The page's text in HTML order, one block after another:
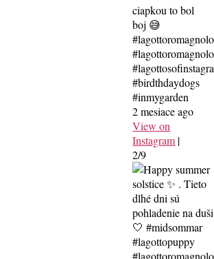
ciapkou to bol
boj 😅
#birdthdaydogs
#inmygarden
2 mesiace ago
View on
Instagram |
2/9